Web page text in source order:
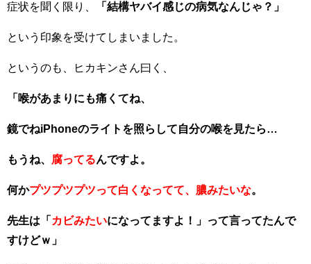
症状を聞く限り、 「結構ヤバイ感じの病気なんじゃ？」
という印象を受けてしまいました。
というのも、ヒカキンさん曰く、
「喉があまりにも痛くてね、
鏡でねiPhoneのライトを照らして自分の喉を見たら…
もうね、 腐ってるんですよ。
何かプツプツプツって白くなってて、膿みたいな。
先生は「 カビみたいになってますよ！」って言ってたんで
すけどｗ」